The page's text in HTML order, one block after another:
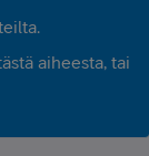
aiheesta, tai